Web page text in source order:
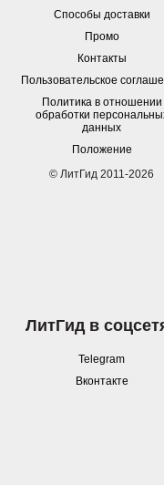
Способы доставки
Промо
Контакты
Пользовательское
Политика в отношении
обработки
данных
Положение
© ЛитГид 2011-2026
ЛитГид в
Telegram
Вконтакте